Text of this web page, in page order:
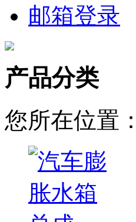
邮箱登录
产品分类
您所在位置：